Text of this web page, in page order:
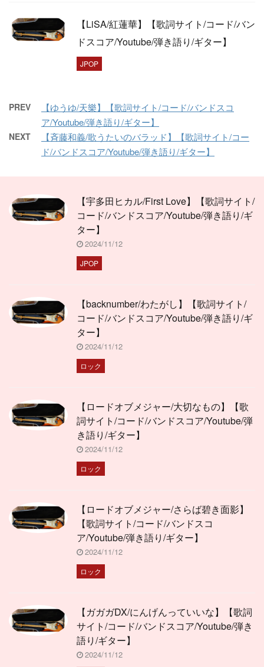
【LiSA/紅蓮華】【歌詞サイト/コード/バン
ドスコア/Youtube/弾き語り/ギター】
JPOP
PREV
【ゆうゆ/天樂】【歌詞サイト/コード/バンドスコ
ア/Youtube/弾き語り/ギター】
NEXT
【斉藤和義/歌うたいのバラッド】【歌詞サイト/コー
ド/バンドスコア/Youtube/弾き語り/ギター】
【宇多田ヒカル/First Love】【歌詞サイト/
コード/バンドスコア/Youtube/弾き語り/ギ
ター】
2024/11/12
JPOP
【backnumber/わたがし】【歌詞サイト/
コード/バンドスコア/Youtube/弾き語り/ギ
ター】
2024/11/12
ロック
【ロードオブメジャー/大切なもの】【歌
詞サイト/コード/バンドスコア/Youtube/弾
き語り/ギター】
2024/11/12
ロック
【ロードオブメジャー/さらば碧き面影】
【歌詞サイト/コード/バンドスコ
ア/Youtube/弾き語り/ギター】
2024/11/12
ロック
【ガガガDX/にんげんっていいな】【歌詞
サイト/コード/バンドスコア/Youtube/弾き
語り/ギター】
2024/11/12